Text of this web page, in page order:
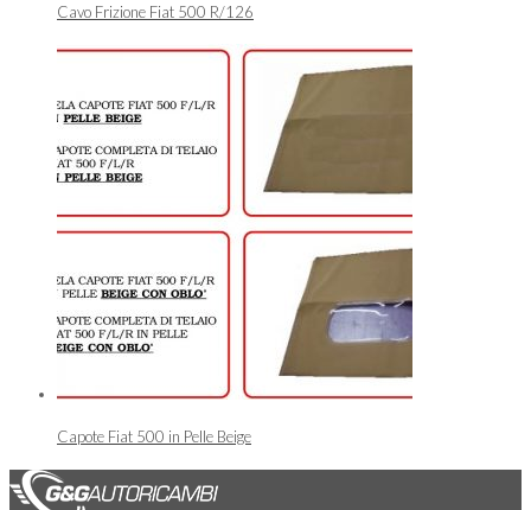
Cavo Frizione Fiat 500 R/126
Capote Fiat 500 in Pelle Beige